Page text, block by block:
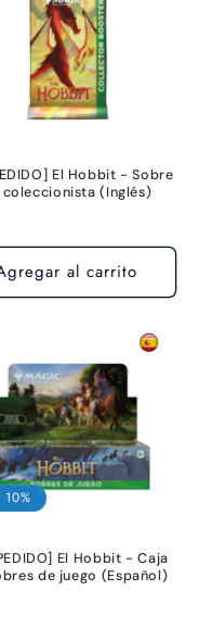
El Hobbit - Sobre
coleccionista (Inglés)
al carrito
10%
El Hobbit - Caja
de juego (Español)